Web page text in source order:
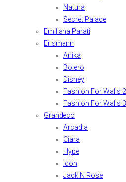
Natura
Secret Palace
Emiliana Parati
Erismann
Anika
Bolero
Disney
Fashion For Walls 2
Fashion For Walls 3
Grandeco
Arcadia
Ciara
Hype
Icon
Jack N Rose